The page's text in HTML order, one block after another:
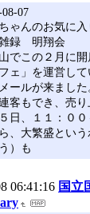
08-07
ゃんのお気に入
録 明翔会
でこの２月に
ェ」を運営し
ールが来まし
客もでき、売
５日、１１：０
、大繁盛とい
）も
06:41:16 国立